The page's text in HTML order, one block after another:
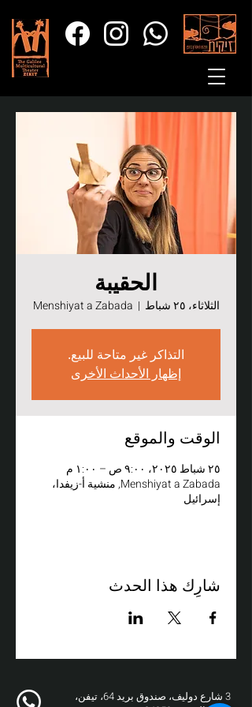
الحقيبة
الثلاثاء، ٢٥ شباط
  |
Menshiyat a Zabada
التذاكر غير متاحة للبيع.
إظهار الأحداث الأخرى
الوقت والموقع
٢٥ شباط ٢٠٢٥، ٩:٠٠ ص – ١:٠٠ م
Menshiyat a Zabada, منشية أ-زيفدا،
إسرائيل
شارِك هذا الحدث
3 شارع دوليف، صندوق بريد 64، تيفن،